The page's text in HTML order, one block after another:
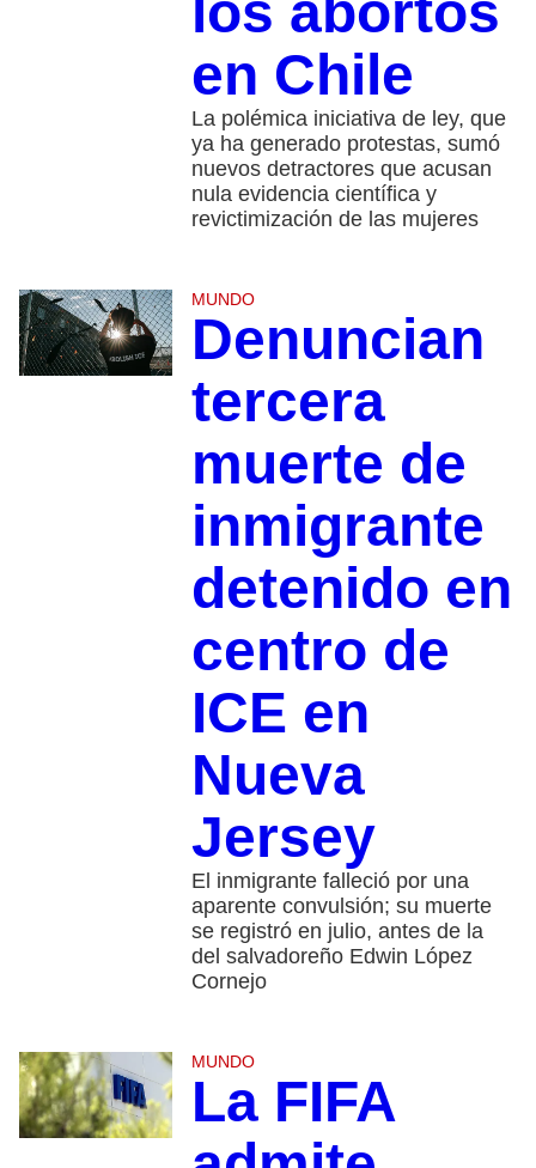
los abortos
en Chile
La polémica iniciativa de ley, que
ya ha generado protestas, sumó
nuevos detractores que acusan
nula evidencia científica y
revictimización de las mujeres
MUNDO
Denuncian
tercera
muerte de
inmigrante
detenido en
centro de
ICE en
Nueva
Jersey
El inmigrante falleció por una
aparente convulsión; su muerte
se registró en julio, antes de la
del salvadoreño Edwin López
Cornejo
MUNDO
La FIFA